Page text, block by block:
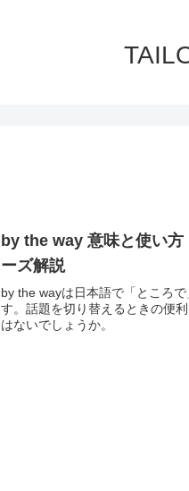
by the way 意味と使い方
ーズ解説
by the wayは日本語で「ところ
す。話題を切り替えるときの便
はないでしょうか。